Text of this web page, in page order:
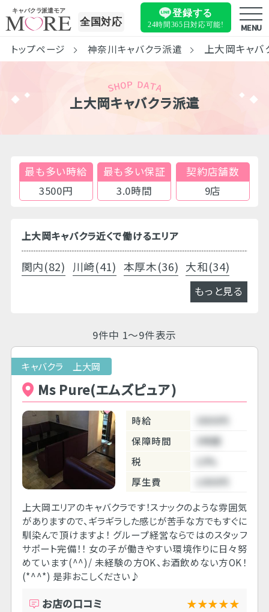
キャバクラ派遣モア
全国対応
登録する
24時間365日対応可能! MENU
トップページ 神奈川キャバクラ派遣 上大岡キャバ
上大岡キャバクラ派遣
最も多い時給
3500円
最も多い保証
3.0時間
契約店舗数
9店
上大岡キャバクラ近くで働けるエリア
関内(82) 川崎(41) 本厚木(36) 大和(34)
もっと見る
9件中 1～9件表示
キャバクラ 上大岡
Ms Pure(エムズピュア)
時給
3800円
保障時間
3時間
税
10%
厚生費
1000円
上大岡エリアのキャバクラです！スナックのような雰囲気
がありますので、ギラギラした感じが苦手な方でもすぐに
馴染んで頂けますよ！ グループ経営ならではのスタッフ
サポート完備！！ 女の子が働きやすい環境作りに日々努
めています(^^)/ 未経験の方OK、お酒飲めない方OK！
(*^^*) 是非おこしください♪
お店の口コミ ★★★★★